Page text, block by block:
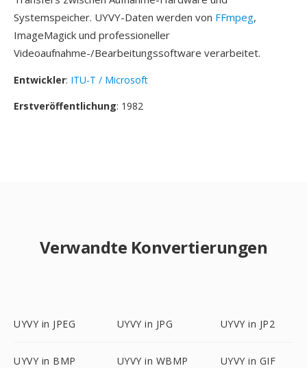
Systemspeicher. UYVY-Daten werden von FFmpeg,
ImageMagick und professioneller
Videoaufnahme-/Bearbeitungssoftware verarbeitet.
Entwickler: ITU-T / Microsoft
Erstveröffentlichung: 1982
Verwandte Konvertierungen
UYVY in JPEG UYVY in JPG UYVY in JP2
UYVY in BMP UYVY in WBMP UYVY in GIF